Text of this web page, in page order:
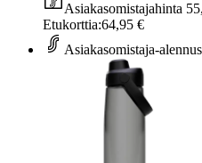
Asiakasomistajahinta
Etukorttia:64,95 €
Asiakasomistaja-alennus